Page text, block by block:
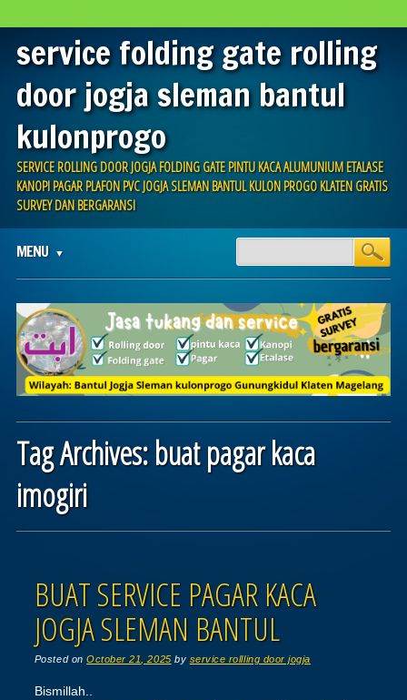
service folding gate rolling
door jogja sleman bantul
kulonprogo
SERVICE ROLLING DOOR JOGJA FOLDING GATE PINTU KACA ALUMUNIUM ETALASE
KANOPI PAGAR PLAFON PVC JOGJA SLEMAN BANTUL KULON PROGO KLATEN GRATIS
SURVEY DAN BERGARANSI
Main menu
content
MENU
Tag Archives:buat pagar kaca
imogiri
BUAT SERVICE PAGAR KACA
JOGJA SLEMAN BANTUL
Posted onOctober 21, 2025 by service rollling door jogja
Bismillah..